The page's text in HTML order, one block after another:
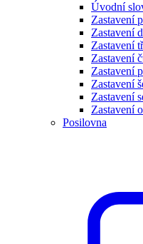
Úvodní
Zastavení
Zastavení
Zastavení
Zastavení
Zastavení
Zastavení
Zastavení
Zastavení
Posilovna